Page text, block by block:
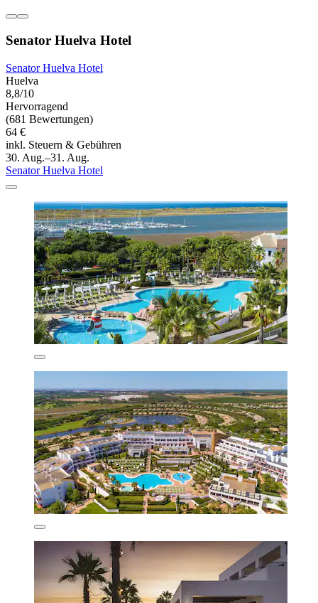
Senator Huelva Hotel
Senator Huelva Hotel
Huelva
8,8/10
Hervorragend
(681 Bewertungen)
64 €
inkl. Steuern & Gebühren
30. Aug.–31. Aug.
Senator Huelva Hotel